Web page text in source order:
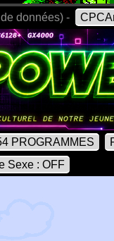
données) -
PROGRAMMES
Sexe : OFF